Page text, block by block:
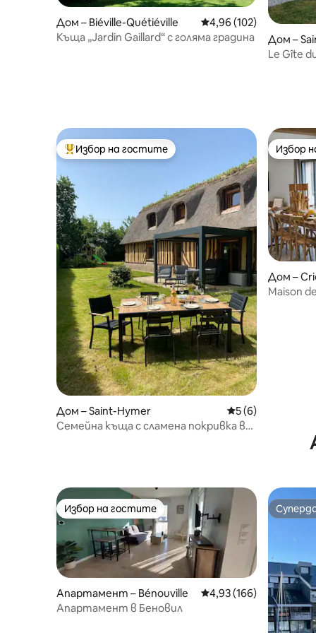
Дом – Biéville-Quétiéville Средна оценка: 4,96
4,96 (102)
Къща „Jardin Gaillard“ с голяма градина
Дом –
-la-
Le Gîte
Най-популярен избор на гостите
Избор на гостите
Дом – Saint-Hymer Средна оценка:
5 (6)
Семейна къща с сламена покривка в
Избор
Избор
Дом –
Maison
Избор на гостите
Избор на гостите
Апартамент – Bénouville Средна оценка: 4,93
4,93 (166)
Апартамент в Беновил